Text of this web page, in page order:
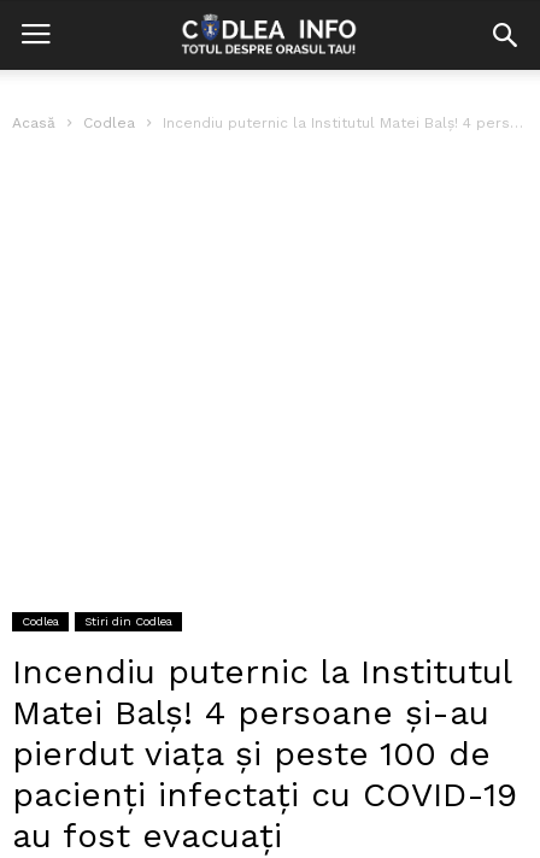
Acasă Codlea Incendiu puternic la Institutul Matei Balș! 4 persoane și-au pierdut viața și...
Codlea Stiri din Codlea
Incendiu puternic la Institutul
Matei Balș! 4 persoane și-au
pierdut viața și peste 100 de
pacienți infectați cu COVID-19
au fost evacuați